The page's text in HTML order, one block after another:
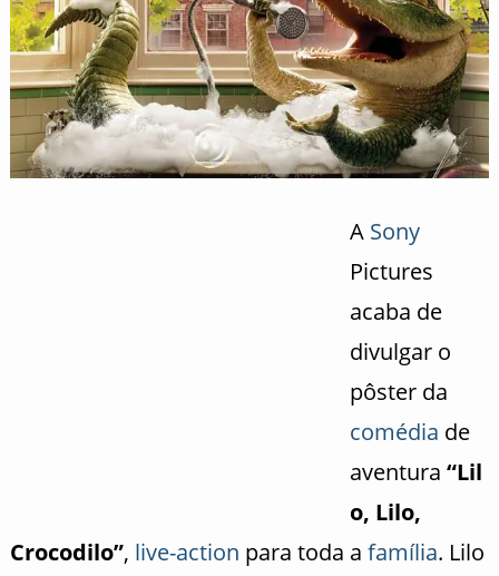
A Sony
Pictures
acaba de
divulgar o
pôster da
comédia de
aventura “Lil
o, Lilo,
Crocodilo”, live-action para toda a família. Lilo